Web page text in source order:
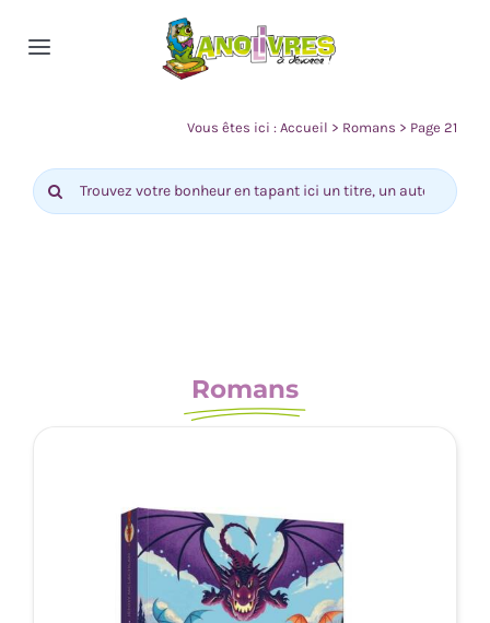
Toggle
Nos rayons
Vous êtes ici :Accueil > Romans > Page 21
Rechercher:
Romans